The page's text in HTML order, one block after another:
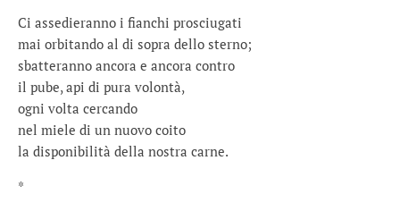
Ci assedieranno i fianchi prosciugati
mai orbitando al di sopra dello sterno;
sbatteranno ancora e ancora contro
il pube, api di pura volontà,
ogni volta cercando
nel miele di un nuovo coito
la disponibilità della nostra carne.
*